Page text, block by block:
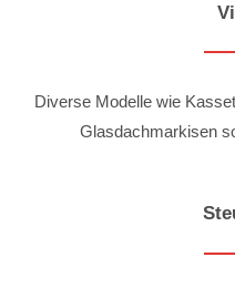
Diverse Modelle wie
Glasdachmarkisen